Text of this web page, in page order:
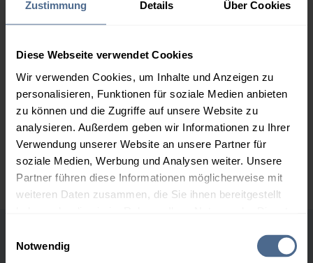
Zustimmung Details Über Cookies
Diese Webseite verwendet Cookies
Wir verwenden Cookies, um Inhalte und Anzeigen zu
personalisieren, Funktionen für soziale Medien anbieten
zu können und die Zugriffe auf unsere Website zu
analysieren. Außerdem geben wir Informationen zu Ihrer
Verwendung unserer Website an unsere Partner für
soziale Medien, Werbung und Analysen weiter. Unsere
Partner führen diese Informationen möglicherweise mit
weiteren Daten zusammen, die Sie ihnen bereitgestellt
Notwendig
2.000 Liter
154,90 €
5.000 Liter
153,18 €
153,18 €
Preise für Heizöl in Standardqualität nach Ö-Norm C 1109 in € / 100
Liter inkl. MwSt. und Lieferung bei einer Lieferstelle.
Höchst- und Tiefststände der